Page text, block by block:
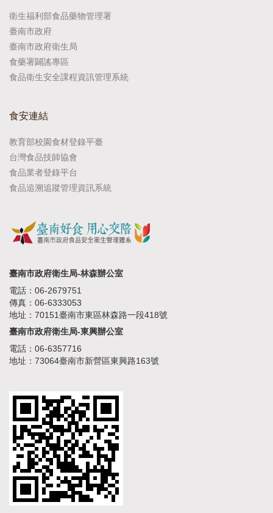
衛生福利部食品藥物管理署
臺南市政府
臺南市政府衛生局
食藥署闢謠專區
食品衛生安全課程資訊管理系統
食安連結
教育部校園食材登錄平臺
台灣食品技師協會
食品業者登錄平台
食品追溯追蹤管理資訊系統
臺南市政府衛生局-林森辦公室
電話：06-2679751
傳真：06-6333053
地址：70151臺南市東區林森路一段418號
臺南市政府衛生局-東興辦公室
電話：06-6357716
地址：73064臺南市新營區東興路163號